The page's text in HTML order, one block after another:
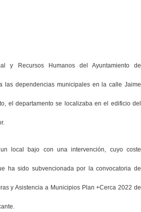
y Recursos Humanos del Ayuntamiento de
las dependencias municipales en la calle Jaime
el departamento se localizaba en el edificio del
local bajo con una intervención, cuyo coste
ha sido subvencionada por la convocatoria de
y Asistencia a Municipios Plan +Cerca 2022 de